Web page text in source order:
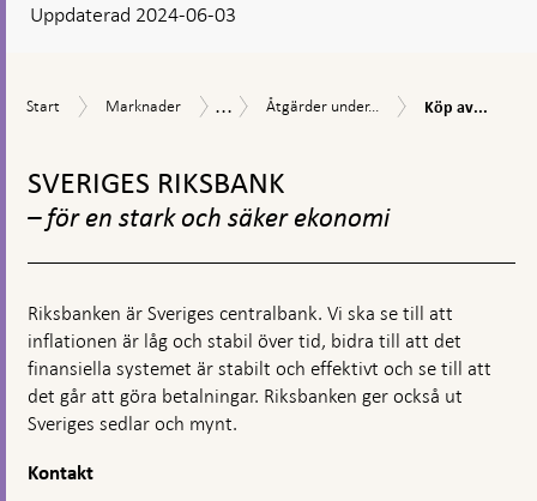
visas
Uppdaterad 2024-06-03
Start
Start Marknader
Marknader
Åtgärder
oro
...
Åtgärder
Åtgärder under...
Köp
Köp av...
toppnavigation
SVERIGES RIKSBANK
– för en stark och säker ekonomi
Riksbanken är Sveriges centralbank. Vi ska se till att
inflationen är låg och stabil över tid, bidra till att det
finansiella systemet är stabilt och effektivt och se till att
det går att göra betalningar. Riksbanken ger också ut
Sveriges sedlar och mynt.
Kontakt